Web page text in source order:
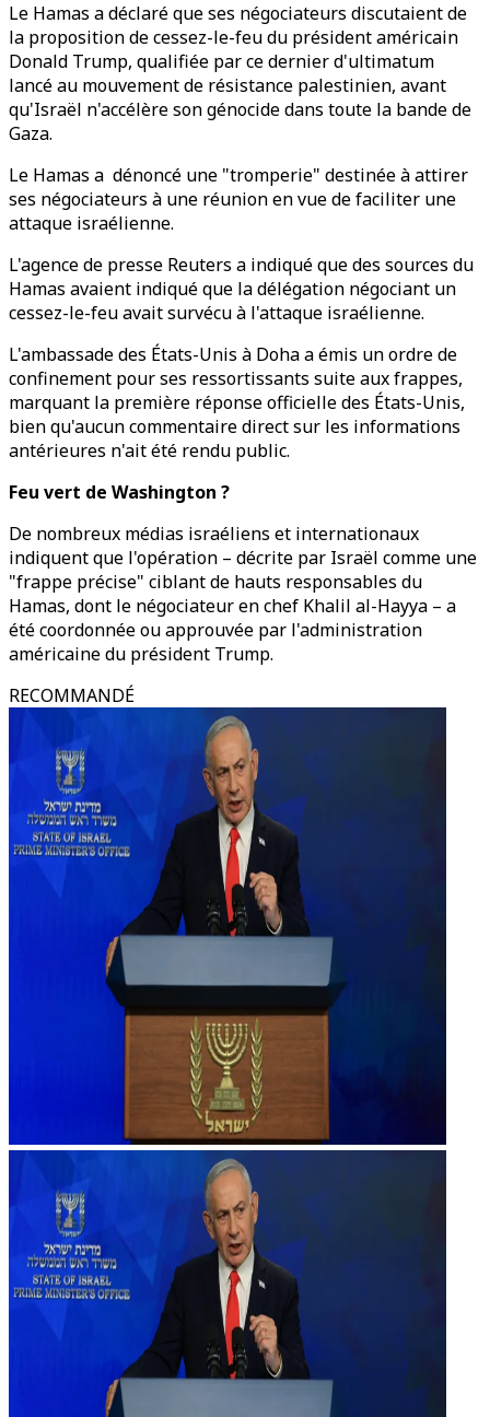
Le Hamas a déclaré que ses négociateurs discutaient de
la proposition de cessez-le-feu du président américain
Donald Trump, qualifiée par ce dernier d'ultimatum
lancé au mouvement de résistance palestinien, avant
qu'Israël n'accélère son génocide dans toute la bande de
Gaza.
Le Hamas a dénoncé une "tromperie" destinée à attirer
ses négociateurs à une réunion en vue de faciliter une
attaque israélienne.
L'agence de presse Reuters a indiqué que des sources du
Hamas avaient indiqué que la délégation négociant un
cessez-le-feu avait survécu à l'attaque israélienne.
L'ambassade des États-Unis à Doha a émis un ordre de
confinement pour ses ressortissants suite aux frappes,
marquant la première réponse officielle des États-Unis,
bien qu'aucun commentaire direct sur les informations
antérieures n'ait été rendu public.
Feu vert de Washington ?
De nombreux médias israéliens et internationaux
indiquent que l'opération – décrite par Israël comme une
"frappe précise" ciblant de hauts responsables du
Hamas, dont le négociateur en chef Khalil al-Hayya – a
été coordonnée ou approuvée par l'administration
américaine du président Trump.
RECOMMANDÉ